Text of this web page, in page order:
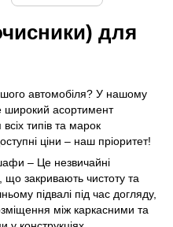
для
автомобіля? У нашому
широкий асортимент
типів та марок
ціни – наш пріоритет!
– Це незвичайні
що закривають чистоту та
підвалі під час догляду,
між каркасними та